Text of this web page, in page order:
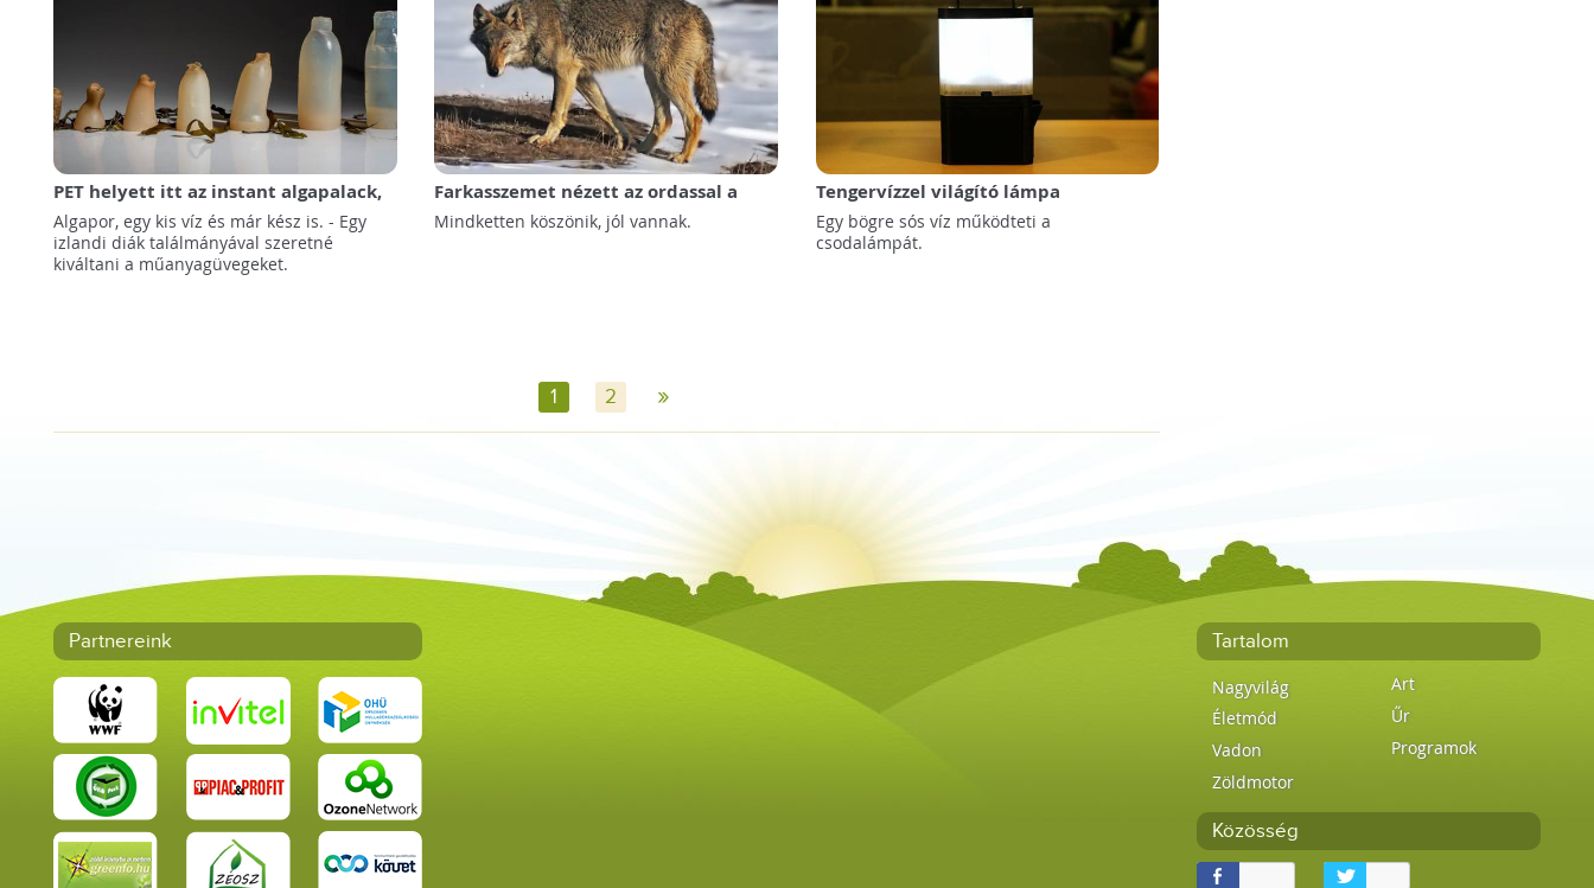
PET helyett itt az instant algapalack,
ami ehető is!
Algapor, egy kis víz és már kész is. - Egy
izlandi diák találmányával szeretné
kiváltani a műanyagüvegeket.
Farkasszemet nézett az ordassal a
vadász
Mindketten köszönik, jól vannak.
Tengervízzel világító lámpa
Egy bögre sós víz működteti a
csodalámpát.
1 2 »
Partnereink Tartalom
Nagyvilág
Életmód
Vadon
Zöldmotor
Art
Űr
Programok
Közösség